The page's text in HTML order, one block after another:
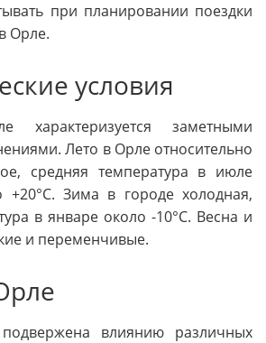
при планировании поездки
Орле.
условия
заметными
Лето в Орле относительно
средняя температура в июле
+20°C. Зима в городе холодная,
в январе около -10°C. Весна и
и переменчивые.
влиянию различных